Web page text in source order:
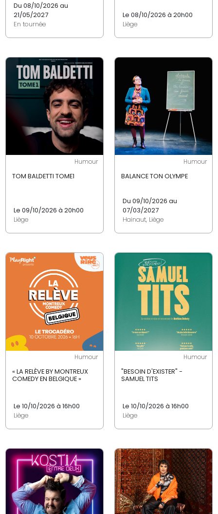
Du 08/10/2026 au
21/05/2027
En tournée
Le 08/10/2026 à 20h00
Liège
Humour
TOM BALDETTI TOME1
Le 09/10/2026 à 20h00
Liège
Humour
BALANCE TON OLYMPE
Du 09/10/2026 au
07/03/2027
Hainaut, Liège
Humour
« LA RELÈVE BY MONTREUX
COMEDY EN BELGIQUE »
Le 10/10/2026 à 16h00
Liège
Humour
"BESOIN D'EXISTER" -
SAMUEL TITS
Le 10/10/2026 à 16h00
Liège